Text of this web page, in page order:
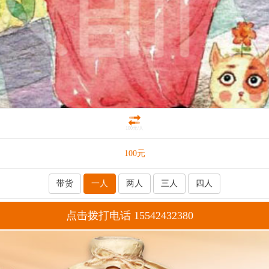
100元/人
100元
带货 一人 两人 三人 四人
点击拨打电话 15542432380